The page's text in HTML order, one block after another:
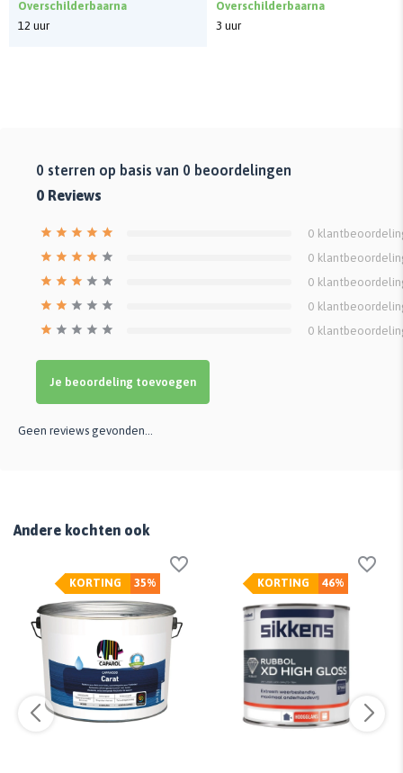
Overschilderbaarna
12 uur
Overschilderbaarna
3 uur
0 sterren op basis van 0 beoordelingen
0 Reviews
0
0
0
0
0
Je beoordeling toevoegen
Geen reviews gevonden...
Andere kochten ook
35%
KORTING 46%
KORTING